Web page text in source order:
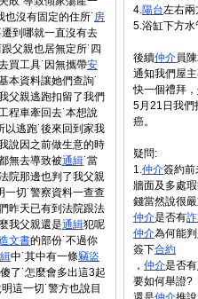
4.陽台左右兩
5.浴缸下方水
後續仲介員
通知我們屋
快一個禮拜，
5月21日我們
癌。
疑問:
1.仲介簽約前
牆面及多處
錢當然說很
仲介是否有
仲介為何能
簽下合約
， 仲介是否有
要如何舉證?
也沒有固定的住所˙ 房
到哪就一直沒有去
父親也居無定所˙四
買工具˙因無攜帶安
本資料讓她們查詢˙
父親逃跑扣留了我們
程車牽回去˙本想說
逃跑˙後來回到家我
說因之前做生意的時
無去導致被通緝˙當
院那邊也判了我父親
一切˙警察資料一查查
昨天已有到法院跟法
我父親還是通緝犯呢
文書的部份˙不過你
中˙其中有一條竊盜
了˙怎麼會多出這3起
這一切˙警方也說目